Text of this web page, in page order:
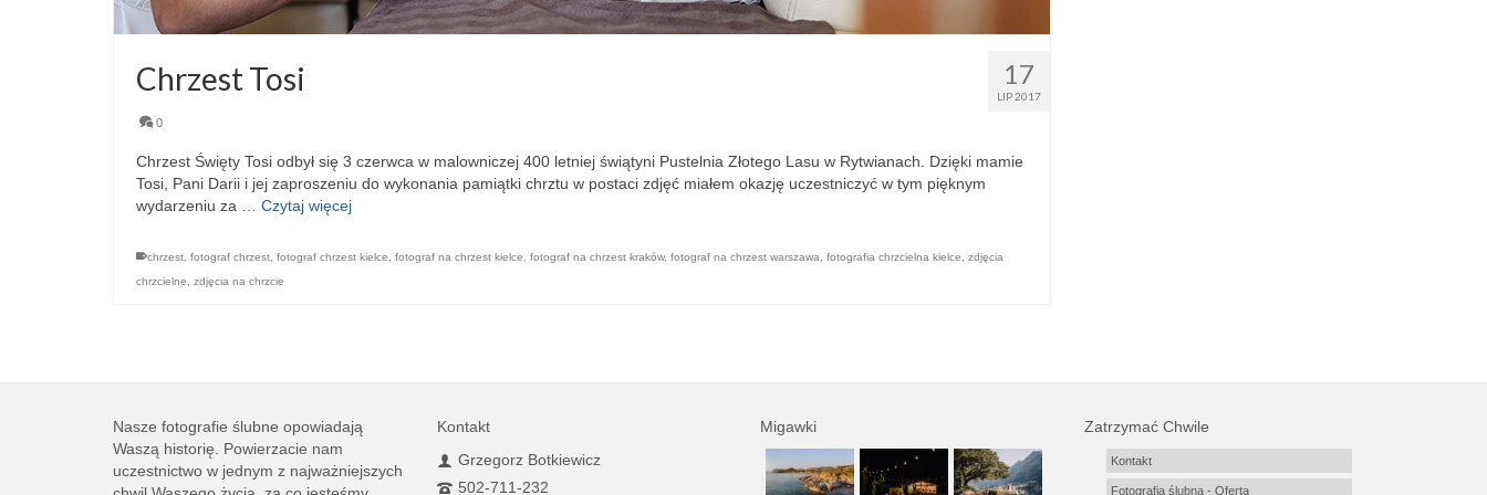
17
LIP 2017
Chrzest Tosi
0
Chrzest Święty Tosi odbył się 3 czerwca w malowniczej 400 letniej świątyni Pustelnia Złotego Lasu w Rytwianach. Dzięki mamie
Tosi, Pani Darii i jej zaproszeniu do wykonania pamiątki chrztu w postaci zdjęć miałem okazję uczestniczyć w tym pięknym
wydarzeniu za … Czytaj więcej
chrzest fotograf chrzest fotograf chrzest kielce fotograf na chrzest kielce fotograf na chrzest kraków, fotograf na chrzest warszawa fotografia chrzcielna kielce
zdjęcia
chrzcielne
zdjęcia na chrzcie
Nasze fotografie ślubne opowiadają
Waszą historię. Powierzacie nam
uczestnictwo w jednym z najważniejszych
Kontakt
Grzegorz Botkiewicz
502-711-232
Migawki Zatrzymać Chwile
Kontakt
Fotografia ślubna - Oferta